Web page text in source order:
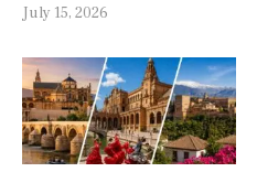
July 15, 2026